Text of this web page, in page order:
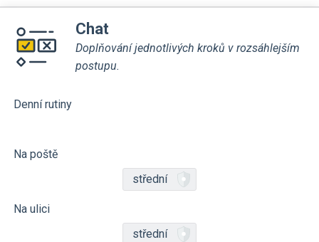
Chat
Doplňování jednotlivých kroků v rozsáhlejším
postupu.
Denní rutiny
Na poště
střední
Na ulici
střední